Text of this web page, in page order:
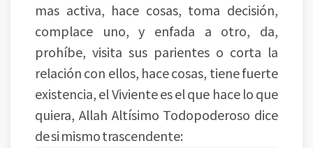
mas activa, hace cosas, toma decisión,
complace uno, y enfada a otro, da,
prohíbe, visita sus parientes o corta la
relación con ellos, hace cosas, tiene fuerte
existencia, el Viviente es el que hace lo que
quiera, Allah Altísimo Todopoderoso dice
de si mismo trascendente: